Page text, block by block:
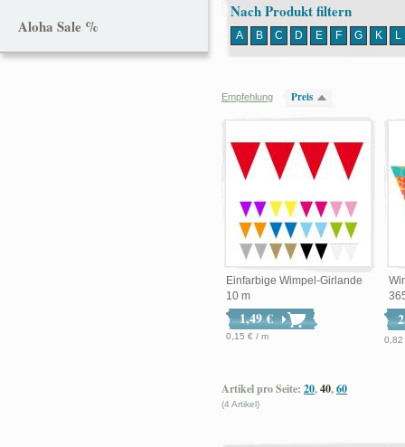
Nach Produkt filtern
A B C D E F G K L
Empfehlung Preis
Einfarbige Wimpel-Girlande
10 m
1,49 €
0,15 € / m 0,82
Artikel pro Seite: 20,40,60
(4 Artikel)
Aloha Sale %